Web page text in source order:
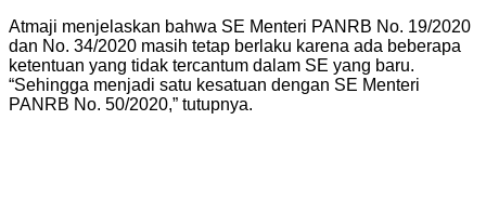
Atmaji menjelaskan bahwa SE Menteri PANRB No. 19/2020
dan No. 34/2020 masih tetap berlaku karena ada beberapa
ketentuan yang tidak tercantum dalam SE yang baru.
“Sehingga menjadi satu kesatuan dengan SE Menteri
PANRB No. 50/2020,” tutupnya.